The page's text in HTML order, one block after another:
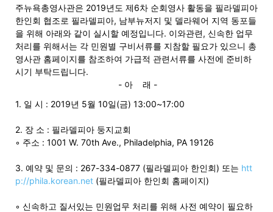
주뉴욕총영사관은 2019년도 제6차 순회영사 활동을 필라델피아
한인회 협조로 필라델피아, 남부뉴저지 및 델라웨어 지역 동포들
을 위해 아래와 같이 실시할 예정입니다. 이와관련, 신속한 업무
처리를 위해서는 각 민원별 구비서류를 지참할 필요가 있으니 총
영사관 홈페이지를 참조하여 가급적 관련서류를 사전에 준비하
시기 부탁드립니다.
- 아 래 -
1. 일 시 : 2019년 5월 10일(금) 13:00~17:00
2. 장 소 : 필라델피아 둥지교회
◦ 주소 : 1001 W. 70th Ave., Philadelphia, PA 19126
3. 예약 및 문의 : 267-334-0877 (필라델피아 한인회) 또는 htt
p://phila.korean.net (필라델피아 한인회 홈페이지)
◦ 신속하고 질서있는 민원업무 처리를 위해 사전 예약이 필요하